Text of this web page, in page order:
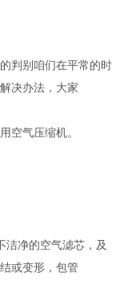
判别咱们在平常的时
决办法，大家
空气压缩机。
洁净的空气滤芯，及
或变形，包管